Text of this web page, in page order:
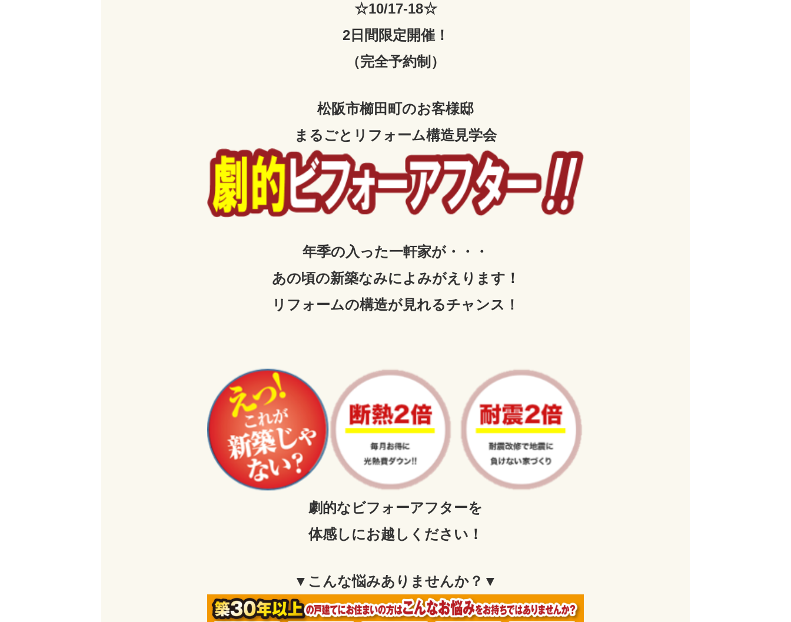
☆10/17-18☆
2日間限定開催！
（完全予約制）
松阪市櫛田町のお客様邸
まるごとリフォーム構造見学会
年季の入った一軒家が・・・
あの頃の新築なみによみがえります！
リフォームの構造が見れるチャンス！
劇的なビフォーアフターを
体感しにお越しください！
▼こんな悩みありませんか？▼